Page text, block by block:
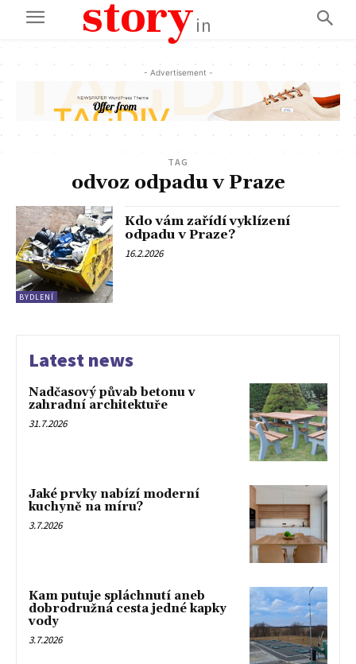
storyin
- Advertisement -
TAG
odvoz odpadu v Praze
BYDLENÍ
Kdo vám zařídí vyklízení
odpadu v Praze?
16.2.2026
Latest news
Nadčasový půvab betonu v
zahradní architektuře
31.7.2026
Jaké prvky nabízí moderní
kuchyně na míru?
3.7.2026
Kam putuje spláchnutí aneb
dobrodružná cesta jedné kapky
vody
3.7.2026